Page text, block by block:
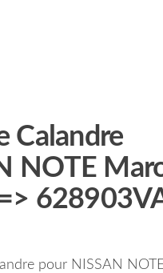
Calandre
NOTE
pour NISSAN